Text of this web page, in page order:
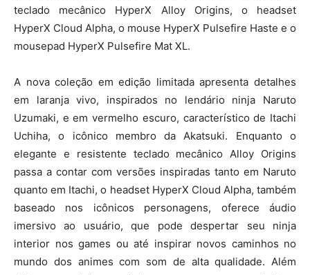
teclado mecânico HyperX Alloy Origins, o headset
HyperX Cloud Alpha, o mouse HyperX Pulsefire Haste e o
mousepad HyperX Pulsefire Mat XL.
A nova coleção em edição limitada apresenta detalhes
em laranja vivo, inspirados no lendário ninja Naruto
Uzumaki, e em vermelho escuro, característico de Itachi
Uchiha, o icônico membro da Akatsuki. Enquanto o
elegante e resistente teclado mecânico Alloy Origins
passa a contar com versões inspiradas tanto em Naruto
quanto em Itachi, o headset HyperX Cloud Alpha, também
baseado nos icônicos personagens, oferece áudio
imersivo ao usuário, que pode despertar seu ninja
interior nos games ou até inspirar novos caminhos no
mundo dos animes com som de alta qualidade. Além